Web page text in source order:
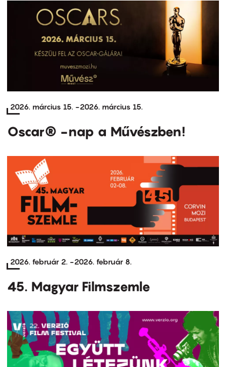
2026. március 15. -2026. március 15.
Oscar® -nap a Művészben!
2026. február 2. -2026. február 8.
45. Magyar Filmszemle